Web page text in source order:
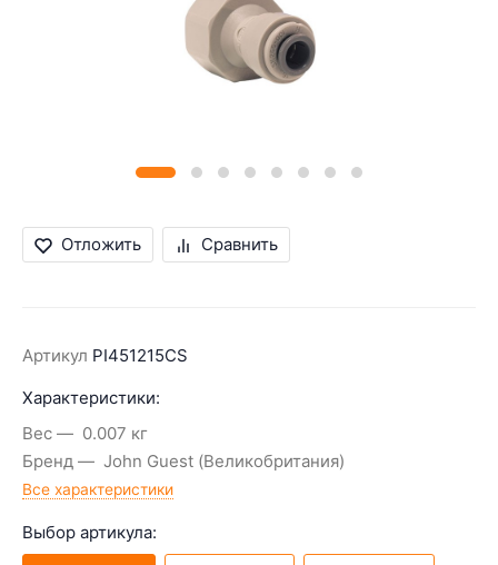
Отложить Сравнить
Артикул PI451215CS
Характеристики:
Вес
0.007 кг
Бренд
John Guest (Великобритания)
Все характеристики
Выбор артикула: